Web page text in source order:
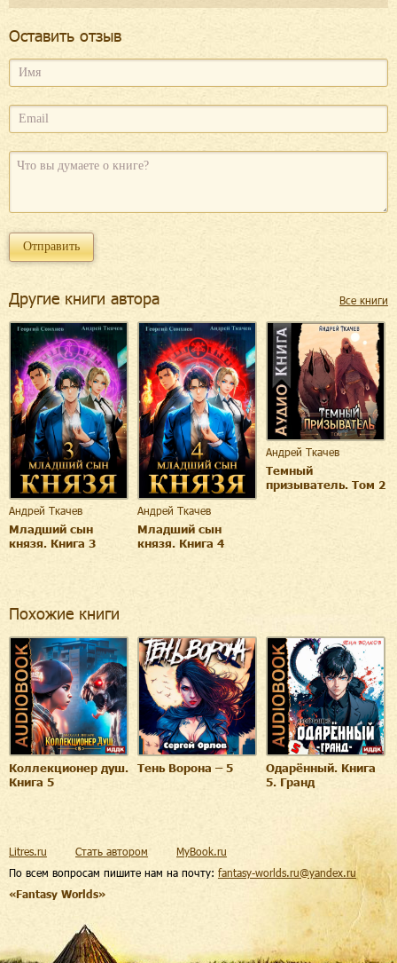
Оcтавить отзыв
Другие книги автора Все книги
Андрей Ткачев
Младший сын
князя. Книга 3
Андрей Ткачев
Младший сын
князя. Книга 4
Андрей Ткачев
Темный
призыватель. Том 2
Похожие книги
Коллекционер душ.
Книга 5
Тень Ворона – 5
Одарённый. Книга
5. Гранд
По всем вопросам пишите нам на почту: fantasy-worlds.ru@yandex.ru
«Fantasy Worlds»
Litres.ru Стать автором MyBook.ru